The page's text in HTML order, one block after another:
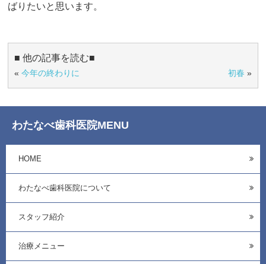
ばりたいと思います。
■ 他の記事を読む■
«今年の終わりに 初春 »
わたなべ歯科医院MENU
HOME
わたなべ歯科医院について
スタッフ紹介
治療メニュー